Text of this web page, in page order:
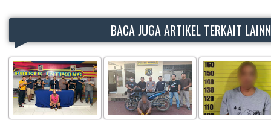
BACA JUGA ARTIKEL TERKAIT